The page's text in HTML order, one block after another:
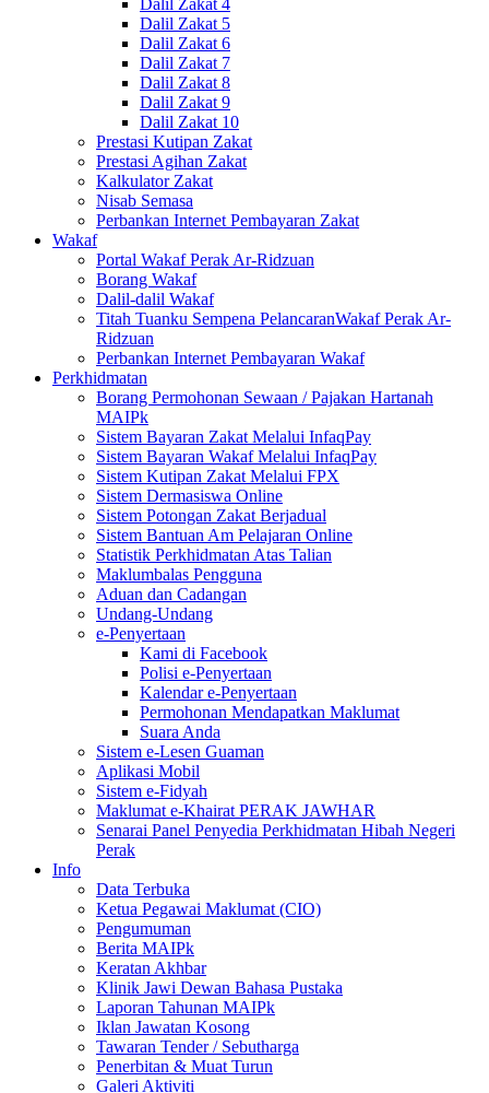
Dalil Zakat 4
Dalil Zakat 5
Dalil Zakat 6
Dalil Zakat 7
Dalil Zakat 8
Dalil Zakat 9
Dalil Zakat 10
Prestasi Kutipan Zakat
Prestasi Agihan Zakat
Kalkulator Zakat
Nisab Semasa
Perbankan Internet Pembayaran Zakat
Wakaf
Portal Wakaf Perak Ar-Ridzuan
Borang Wakaf
Dalil-dalil Wakaf
Titah Tuanku Sempena PelancaranWakaf Perak Ar-
Ridzuan
Perbankan Internet Pembayaran Wakaf
Perkhidmatan
Borang Permohonan Sewaan / Pajakan Hartanah
MAIPk
Sistem Bayaran Zakat Melalui InfaqPay
Sistem Bayaran Wakaf Melalui InfaqPay
Sistem Kutipan Zakat Melalui FPX
Sistem Dermasiswa Online
Sistem Potongan Zakat Berjadual
Sistem Bantuan Am Pelajaran Online
Statistik Perkhidmatan Atas Talian
Maklumbalas Pengguna
Aduan dan Cadangan
Undang-Undang
e-Penyertaan
Kami di Facebook
Polisi e-Penyertaan
Kalendar e-Penyertaan
Permohonan Mendapatkan Maklumat
Suara Anda
Sistem e-Lesen Guaman
Aplikasi Mobil
Sistem e-Fidyah
Maklumat e-Khairat PERAK JAWHAR
Senarai Panel Penyedia Perkhidmatan Hibah Negeri
Perak
Info
Data Terbuka
Ketua Pegawai Maklumat (CIO)
Pengumuman
Berita MAIPk
Keratan Akhbar
Klinik Jawi Dewan Bahasa Pustaka
Laporan Tahunan MAIPk
Iklan Jawatan Kosong
Tawaran Tender / Sebutharga
Penerbitan & Muat Turun
Galeri Aktiviti